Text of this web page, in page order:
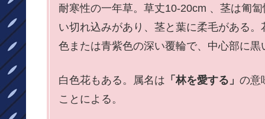
耐寒性の一年草。草丈10-20cm 、茎は匍
い切れ込みがあり、茎と葉に柔毛がある
色または青紫色の深い覆輪で、中心部に黒
白色花もある。属名は 「林を愛する」 の意
ことによる。